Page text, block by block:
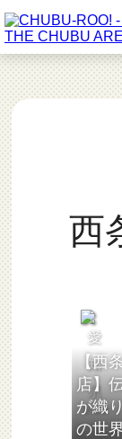
西
愛知県
【西
店】
が織
の世